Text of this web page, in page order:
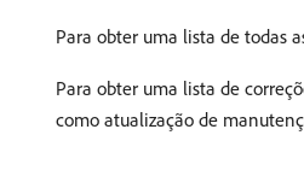
Para obter uma lista de todas
Para obter uma lista de
como atualização de